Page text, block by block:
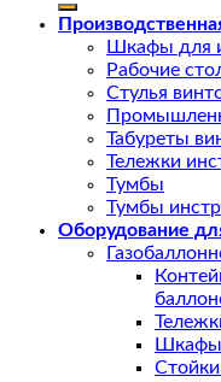
Шкафы для
Рабочие
Стулья
Табуреты
Тележки
Тумбы
Тумбы
Оборудование
Шкафы